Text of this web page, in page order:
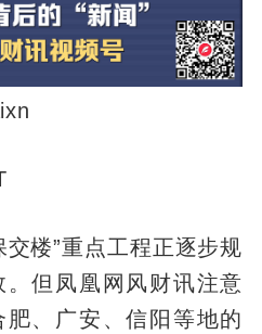
交楼”重点工程正逐步规
但凤凰网风财讯注意
、广安、信阳等地的